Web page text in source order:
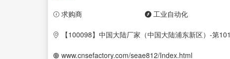
求购商 工业自动化
【100098】中国大陆厂家（中国大陆浦东新区）-第101
www.cnsefactory.com/seae812/Index.html